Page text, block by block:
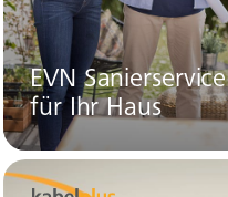
EVN Sanierservice
für Ihr Haus